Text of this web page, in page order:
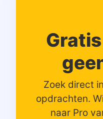
Zoek direct
opdrachten.
naar Pro